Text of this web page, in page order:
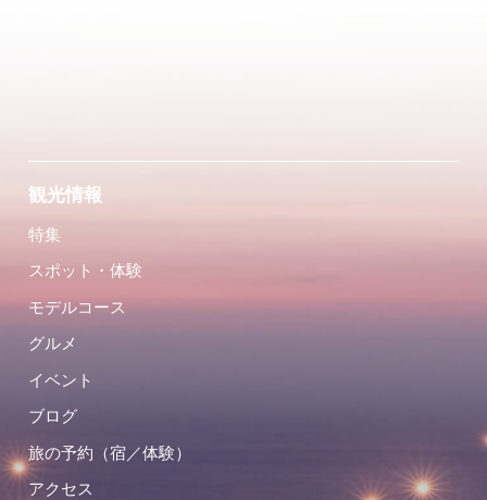
観光情報
特集
スポット・体験
モデルコース
グルメ
イベント
ブログ
旅の予約（宿／体験）
アクセス